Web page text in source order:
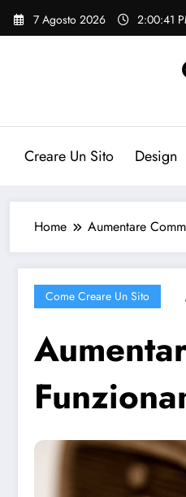
Vai
7 Agosto 2026 2:00:42
Creare Un Sito Design
Home Aumentare
Come Creare Un Sito